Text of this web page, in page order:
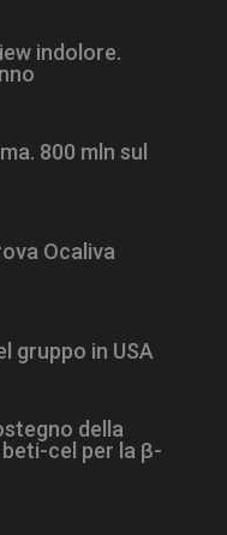
indolore.
800 mln sul
Ocaliva
gruppo in USA
della
cel per la β-